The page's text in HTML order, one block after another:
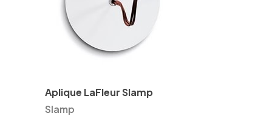
Aplique LaFleur Slamp
Slamp